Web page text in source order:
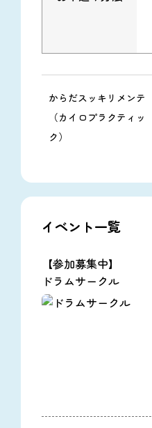
からだスッキリメンテ
（カイロプラクティッ
ク）
イベント一覧
【参加募集中】
ドラムサークル